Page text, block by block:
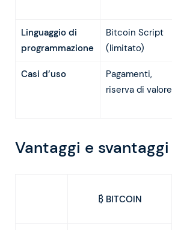
Linguaggio di
programmazione
Bitcoin Script
(limitato)
Casi d’uso
Pagamenti,
riserva di valore
Vantaggi e svantaggi
₿ BITCOIN